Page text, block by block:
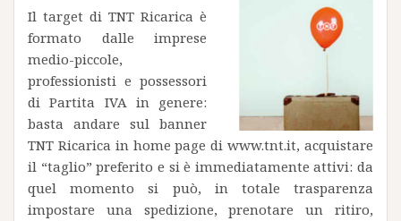
Il target di TNT Ricarica è
formato dalle imprese
medio-piccole,
professionisti e possessori
di Partita IVA in genere:
basta andare sul banner
TNT Ricarica in home page di www.tnt.it, acquistare
il “taglio” preferito e si è immediatamente attivi: da
quel momento si può, in totale trasparenza
impostare una spedizione, prenotare un ritiro,